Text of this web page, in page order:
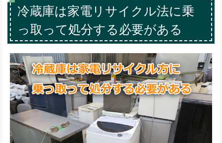
冷蔵庫は家電リサイクル法に乗
っ取って処分する必要がある